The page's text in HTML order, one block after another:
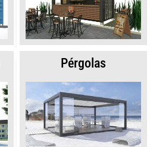
Pérgolas